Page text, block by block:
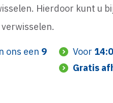
Hierdoor kunt u
ons een 9 Voor
Gratis